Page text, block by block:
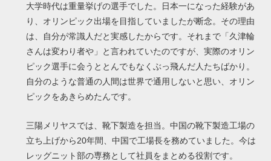
大学時代は重量挙げの選手でした。日本一になった経験があ
り、オリンピック出場を目指していましたが断念。その理由
は、自分が常識人だと実感したからです。それまで「久津輪
さんは変わり者や」と言われていたのですが、実際のオリン
ピック選手に会うととんでもなくぶっ飛んだ人たちばかり。
自分のような普通の人間は世界で通用しないと思い、オリン
ピックをあきらめたんです。
三陽メリヤスでは、靴下製造を担当。中国の靴下製造工場の
立ち上げから20年間、中国で工場長を務めていました。今は
レッグニット部の専務として社員をまとめる役割です。